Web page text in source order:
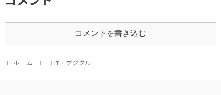
コメントを書き込む
ホーム IT・デジタル